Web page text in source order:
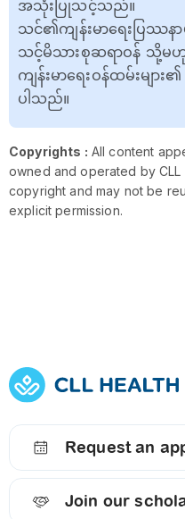
အသုံးပြုသင့်သည်။
သင်၏ကျန်းမာရေးပြဿ
သင့်မိသားစုဆရာဝန် သို့
ကျန်းမာရေးဝန်ထမ်းမ
ပါသည်။
Copyrights : All content
owned and operated by CLL
copyright and may not be
explicit permission.
Request an
Join our